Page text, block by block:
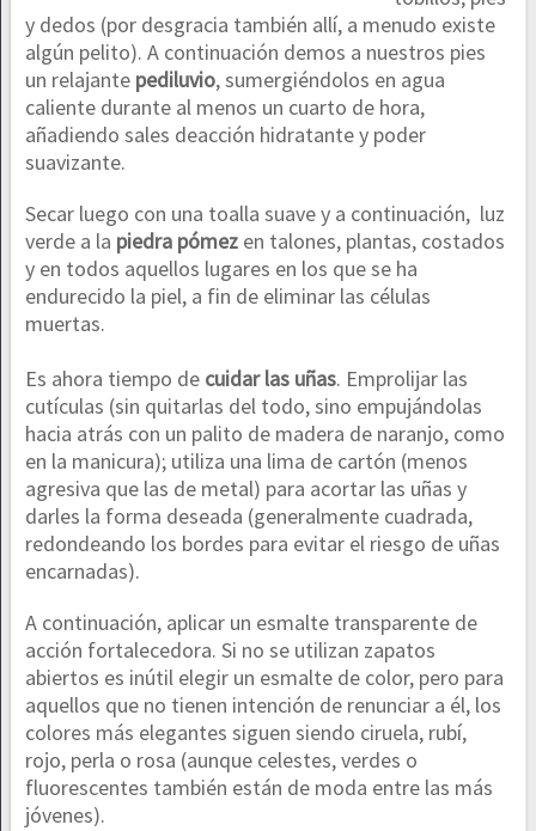
y dedos (por desgracia también allí, a menudo existe
algún pelito). A continuación demos a nuestros pies
un relajante pediluvio, sumergiéndolos en agua
caliente durante al menos un cuarto de hora,
añadiendo sales deacción hidratante y poder
suavizante.
Secar luego con una toalla suave y a continuación, luz
verde a la piedra pómezen talones, plantas, costados
y en todos aquellos lugares en los que se ha
endurecido la piel, a fin de eliminar las células
muertas.
Es ahora tiempo decuidar las uñas. Emprolijar las
cutículas (sin quitarlas del todo, sino empujándolas
hacia atrás con un palito de madera de naranjo, como
en la manicura); utiliza una lima de cartón (menos
agresiva que las de metal) para acortar las uñas y
darles la forma deseada (generalmente cuadrada,
redondeando los bordes para evitar el riesgo de uñas
encarnadas).
A continuación, aplicar un esmalte transparente de
acción fortalecedora. Si no se utilizan zapatos
abiertos es inútil elegir un esmalte de color, pero para
aquellos que no tienen intención de renunciar a él, los
colores más elegantes siguen siendo ciruela, rubí,
rojo, perla o rosa (aunque celestes, verdes o
fluorescentes también están de moda entre las más
jóvenes).